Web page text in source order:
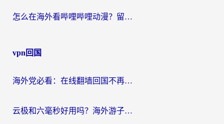
怎么在海外看哔哩哔哩动漫？留学生亲测有效的回国加速方案
vpn回国
海外党必看：在线翻墙回国不再难！教你选对加速器无缝刷国内资源
云极和六毫秒好用吗？海外游子解锁国内资源的真实答案